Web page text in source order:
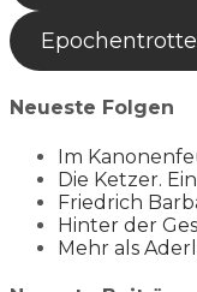
Neueste Folgen
Im
Die Ketzer.
Friedrich
Hinter der
Mehr als